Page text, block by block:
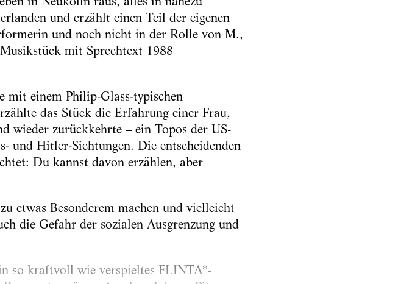
und erzählt einen Teil der eigenen
und noch nicht in der Rolle von M.,
mit Sprechtext 1988
mit einem Philip-Glass-typischen
das Stück die Erfahrung einer Frau,
wieder zurückkehrte – ein Topos der US-
und Hitler-Sichtungen. Die entscheidenden
Du kannst davon erzählen, aber
etwas Besonderem machen und vielleicht
die Gefahr der sozialen Ausgrenzung und
so kraftvoll wie verspieltes FLINTA*-